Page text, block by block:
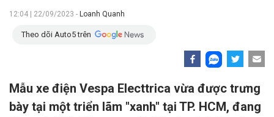
12:04 | 22/09/2023 - Loanh Quanh
Theo dõi Auto5 trên
Mẫu xe điện Vespa Electtrica vừa được trưng
bày tại một triển lãm "xanh" tại TP. HCM, đang